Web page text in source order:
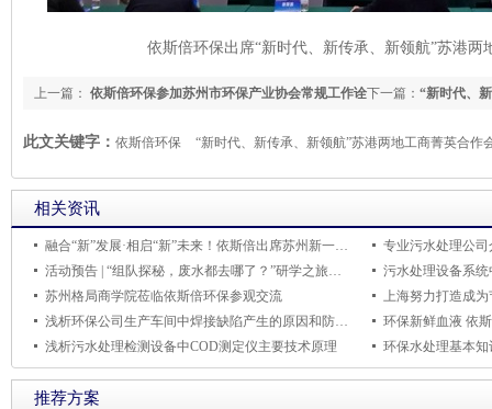
依斯倍环保出席“新时代、新传承、新领航”苏港两
下一篇： “新时代、
上一篇： 依斯倍环保参加苏州市环保产业协会常规工作诠
此文关键字： 依斯倍环保 “新时代、新传承、新领航”苏港两地工商菁英合作
相关资讯
融合“新”发展·相启“新”未来！依斯倍出席苏州新一代企业家商会走进相城活动
活动预告 | “组队探秘，废水都去哪了？”研学之旅等待你的到来！
污水处理设备系
苏州格局商学院莅临依斯倍环保参观交流
上海努力打造成
浅析环保公司生产车间中焊接缺陷产生的原因和防止措施
环保新鲜血液 依
浅析污水处理检测设备中COD测定仪主要技术原理
环保水处理基本
推荐方案